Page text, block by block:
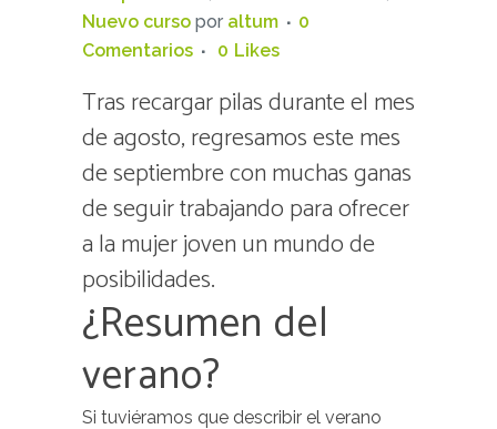
Nuevo curso por altum
0
Comentarios
0 Likes
Tras recargar pilas durante el mes
de agosto, regresamos este mes
de septiembre con muchas ganas
de seguir trabajando para ofrecer
a la mujer joven un mundo de
posibilidades.
¿Resumen del
verano?
Si tuviéramos que describir el verano